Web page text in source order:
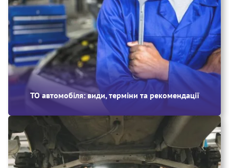
ТО автомобіля: види, терміни та рекомендації